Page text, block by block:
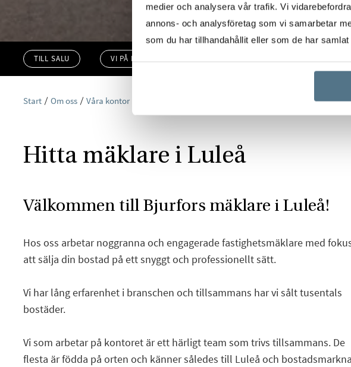
medier och analysera vår trafik. Vi
annons- och analysföretag som vi samarbetar
som du har tillhandahållit eller som de har
TILL SALU VI PÅ KONTORET
Start Om oss Våra kontor
Hitta mäklare i Luleå
Välkommen till Bjurfors mäklare i Luleå!
Hos oss arbetar noggranna och engagerade fastighetsmäklare med
att sälja din bostad på ett snyggt och professionellt sätt.
Vi har lång erfarenhet i branschen och tillsammans har vi sålt tusentals
bostäder.
Vi som arbetar på kontoret är ett härligt team som trivs tillsammans. De
flesta är födda på orten och känner således till Luleå och